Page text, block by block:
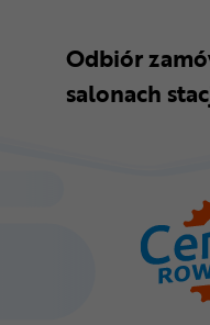
Odbiór
salonach